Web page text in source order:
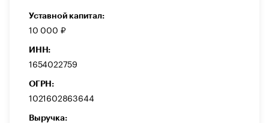
Уставной капитал:
10 000 ₽
ИНН:
1654022759
ОГРН:
1021602863644
Выручка: